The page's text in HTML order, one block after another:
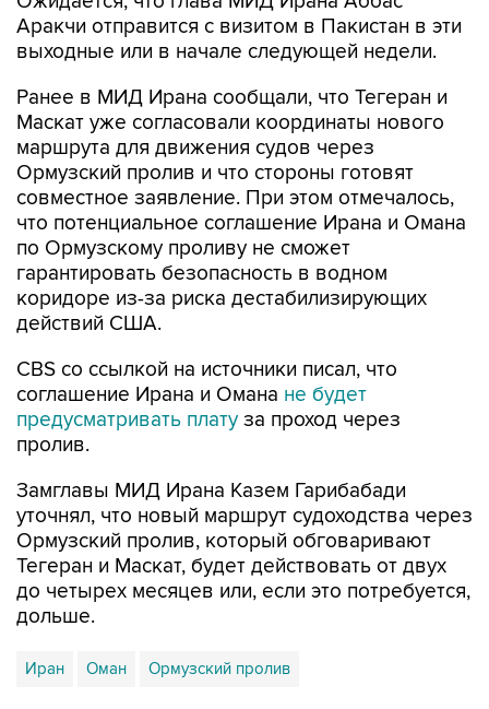
Аракчи отправится с визитом в Пакистан в эти
выходные или в начале следующей недели.
Ранее в МИД Ирана сообщали, что Тегеран и
Маскат уже согласовали координаты нового
маршрута для движения судов через
Ормузский пролив и что стороны готовят
совместное заявление. При этом отмечалось,
что потенциальное соглашение Ирана и Омана
по Ормузскому проливу не сможет
гарантировать безопасность в водном
коридоре из-за риска дестабилизирующих
действий США.
CBS со ссылкой на источники писал, что
соглашение Ирана и Омана не будет
предусматривать плату за проход через
пролив.
Замглавы МИД Ирана Казем Гарибабади
уточнял, что новый маршрут судоходства через
Ормузский пролив, который обговаривают
Тегеран и Маскат, будет действовать от двух
до четырех месяцев или, если это потребуется,
дольше.
Иран Оман Ормузский пролив